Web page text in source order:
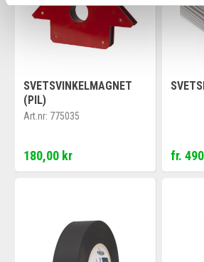
SVETSVINKELMAGNET
(PIL)
Art.nr: 775035
180,00 kr fr.